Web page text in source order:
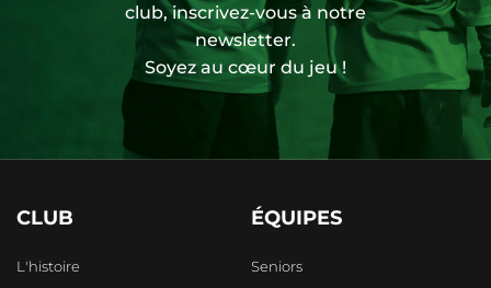
club, inscrivez-vous à notre
newsletter.
Soyez au cœur du jeu !
CLUB
L'histoire
ÉQUIPES
Seniors